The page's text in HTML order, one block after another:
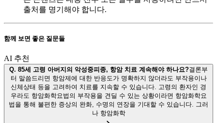
출처를 명기해야 합니다.
함께 보면 좋은 질문들
AI 추천
Q. 85세 고령 아버지의 악성중피종, 항암 치료 계속해야 하나요?결론부
터 말씀드리면 항암제에 대한 반응도가 명확하지 않더라도 부작용이나
신체상태 등을 고려하여 치료를 지속할 수 있습니다. 고령의 환자인 경
우라도 항암화학요법의 부작용을 견딜 수 있는 상황이라면 항암화학요
법을 통해 불편한 증상의 완화, 수명의 연장을 기대할 수 있습니다. 그러
나 항암화학